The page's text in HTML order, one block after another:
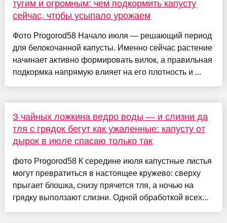
тугим и огромным: чем подкормить капусту
сейчас, чтобы усыпало урожаем
Фото Progorod58 Начало июля — решающий период
для белокочанной капусты. Именно сейчас растение
начинает активно формировать вилок, а правильная
подкормка напрямую влияет на его плотность и ...
З чайных ложкина ведро воды — и слизни да
тля с грядок бегут как ужаленные: капусту от
дырок в июле спасаю только так
фото Progorod58 К середине июля капустные листья
могут превратиться в настоящее кружево: сверху
прыгает блошка, снизу прячется тля, а ночью на
грядку выползают слизни. Одной обработкой всех...